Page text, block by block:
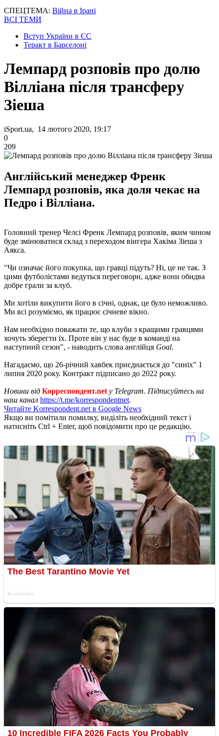
СПЕЦТЕМА: Війна в Ірані
ВСІ ТЕМИ
Вступ України в ЄС
Теракт в Барселоні
Лемпард розповів про долю
Вілліана після трансферу
Зіеша
iSport.ua, 14 лютого 2020, 19:17
0
209
Англійський менеджер Френк
Лемпард розповів, яка доля чекає на
Педро і Вілліана.
Головний тренер Челсі Френк Лемпард розповів, яким чином
буде змінюватися склад з переходом вінгера Хакіма Зіеша з
Аякса.
"Чи означає його покупка, що гравці підуть? Ні, це не так. З
цими футболістами ведуться переговори, адже вони обидва
добре грали за клуб.
Ми хотіли викупити його в січні, однак, це було неможливо.
Ми всі розуміємо, як працює січневе вікно.
Нам необхідно поважати те, що клуби з кращими гравцями
хочуть зберегти їх. Проте він у нас буде в команді на
наступний сезон", - наводить слова англійця Goal.
Нагадаємо, що 26-річний хавбек приєднається до "синіх" 1
липня 2020 року. Контракт підписано до 2022 року.
Новини від Корреспондент.net у Telegram. Підписуйтесь на
наш канал https://t.me/korrespondentnet.
Читайте Korrespondent.net в Google News
Якщо ви помітили помилку, виділіть необхідний текст і
натисніть Ctrl + Enter, щоб повідомити про це редакцію.